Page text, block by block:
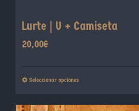
Lurte | V + Camiseta
20,00€
Seleccionar opcionesEste
tiene